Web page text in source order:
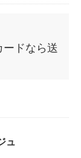
ードなら送
ュ